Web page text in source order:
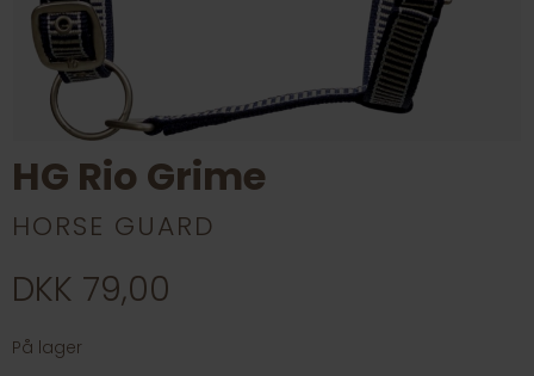
HG Rio Grime
HORSE GUARD
DKK 79,00
På lager